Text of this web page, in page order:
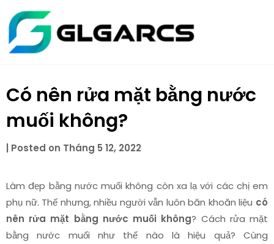
to
content
Có nên rửa mặt bằng nước
muối không?
| Posted on Tháng 5 12, 2022
Làm đẹp bằng nước muối không còn xa lạ với các chị em
phụ nữ. Thế nhưng, nhiều người vẫn luôn băn khoăn liệu có
nên rửa mặt bằng nước muối không? Cách rửa mặt
bằng nước muối như thế nào là hiệu quả? Cùng